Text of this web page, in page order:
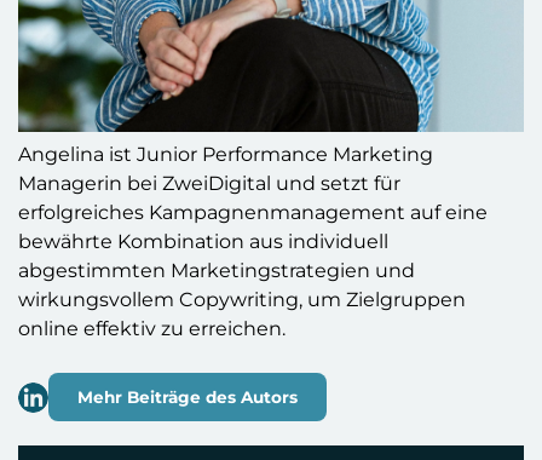
Angelina ist Junior Performance Marketing
Managerin bei ZweiDigital und setzt für
erfolgreiches Kampagnenmanagement auf eine
bewährte Kombination aus individuell
abgestimmten Marketingstrategien und
wirkungsvollem Copywriting, um Zielgruppen
online effektiv zu erreichen.
Mehr Beiträge des Autors